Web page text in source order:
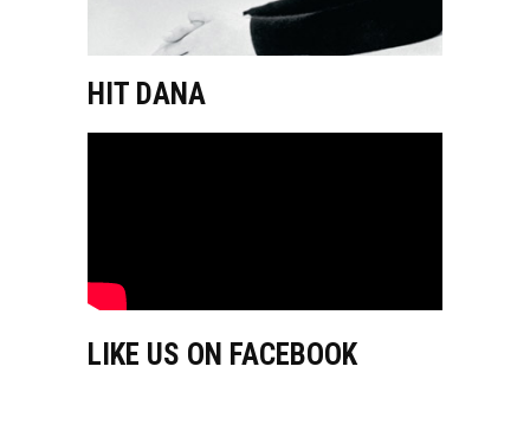
HIT DANA
LIKE US ON FACEBOOK